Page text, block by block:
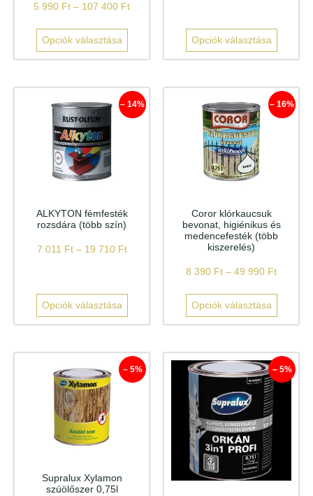
5 990 Ft – 107 400 Ft
Opciók választása Opciók választása
– 14%
ALKYTON fémfesték
rozsdára (több szín)
7 011 Ft – 19 710 Ft
Opciók választása
– 16%
Coror klórkaucsuk
bevonat, higiénikus és
medencefesték (több
kiszerelés)
8 390 Ft – 49 990 Ft
Opciók választása
– 5%
Supralux Xylamon
szúölőszer 0,75l
– 5%